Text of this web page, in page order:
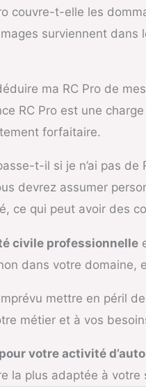
couvre-t-elle les
surviennent
ma RC Pro de
RC Pro est une
forfaitaire.
t-il si je n’ai pas de
devrez assumer
ce qui peut avoir des
civile professionnelle
dans votre
mettre en péril
métier et à vos
pour votre activité
la plus adaptée à votre